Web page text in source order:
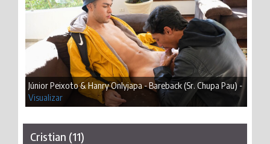
Júnior Peixoto & Hanry Onlyjapa - Bareback (Sr. Chupa Pau) -
Visualizar
Cristian (11)